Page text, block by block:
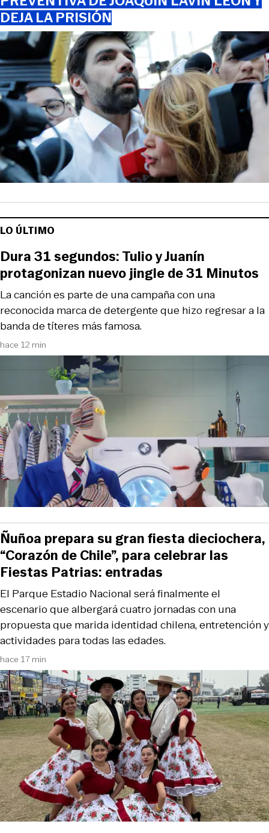
DEJA LA PRISIÓN
LO ÚLTIMO
hace 12 min
La canción es parte de una campaña con una
reconocida marca de detergente que hizo regresar a la
banda de títeres más famosa.
Dura 31 segundos: Tulio y Juanín
protagonizan nuevo jingle de 31 Minutos
hace 17 min
El Parque Estadio Nacional será finalmente el
escenario que albergará cuatro jornadas con una
propuesta que marida identidad chilena, entretención y
actividades para todas las edades.
Ñuñoa prepara su gran fiesta dieciochera,
“Corazón de Chile”, para celebrar las
Fiestas Patrias: entradas